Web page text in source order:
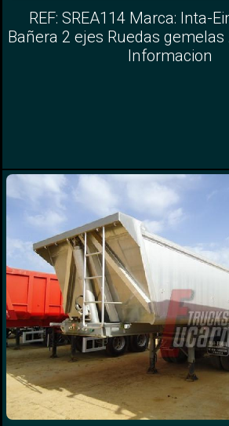
REF: SREA114 Marca: Inta-
Bañera 2 ejes Ruedas gemelas
Informacion